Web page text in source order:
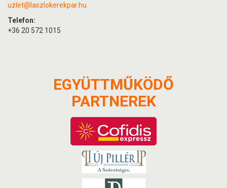
uzlet@laszlokerekpar.hu
Telefon:
+36 20 572 1015
EGYÜTTMŰKÖDŐ
PARTNEREK